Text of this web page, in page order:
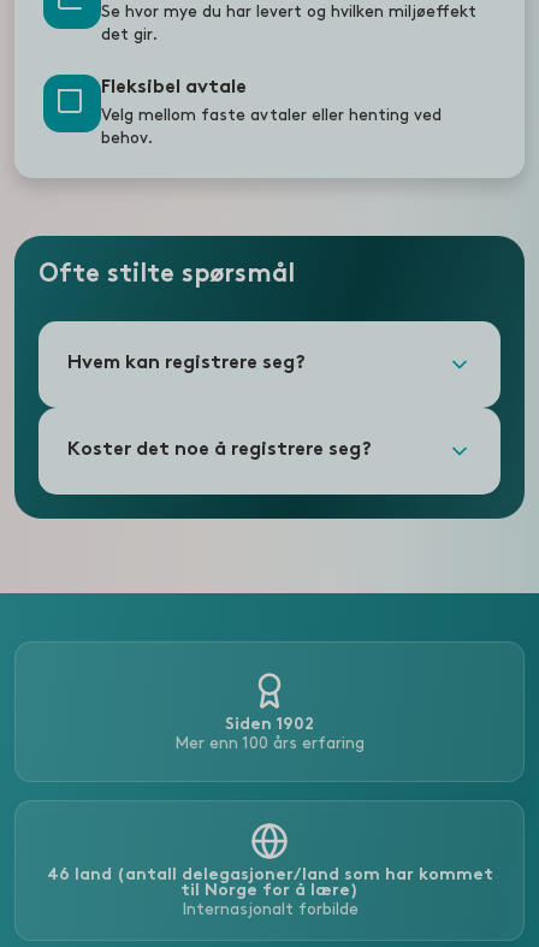
Se hvor mye du har levert og hvilken miljøeffekt
det gir.
Fleksibel avtale
Velg mellom faste avtaler eller henting ved
behov.
Ofte stilte spørsmål
Hvem kan registrere seg?
Koster det noe å registrere seg?
Siden 1902
Mer enn 100 års erfaring
46 land (antall delegasjoner/land som har kommet
til Norge for å lære)
Internasjonalt forbilde